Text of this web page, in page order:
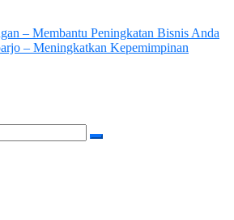
– Membantu Peningkatan Bisnis Anda
– Meningkatkan Kepemimpinan